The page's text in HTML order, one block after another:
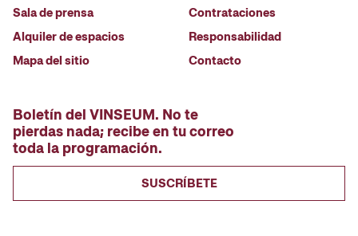
Sala de prensa
Alquiler de espacios
Mapa del sitio
Contrataciones
Responsabilidad
Contacto
Boletín del VINSEUM. No te
pierdas nada; recibe en tu correo
toda la programación.
SUSCRÍBETE